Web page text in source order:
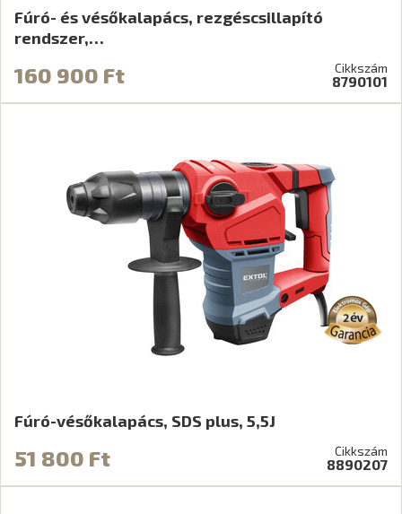
Fúró- és vésőkalapács, rezgéscsillapító
rendszer,…
160 900 Ft Cikkszám
8790101
Fúró-vésőkalapács, SDS plus, 5,5J
51 800 Ft Cikkszám
8890207